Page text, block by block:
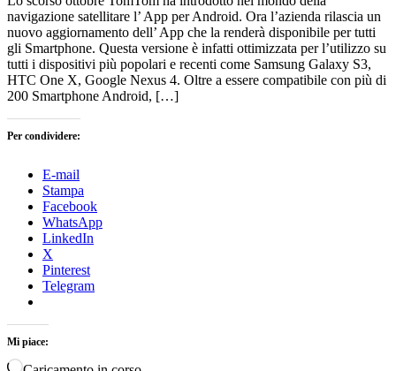
navigazione satellitare l’ App per Android. Ora l’azienda rilascia un
nuovo aggiornamento dell’ App che la renderà disponibile per tutti
gli Smartphone. Questa versione è infatti ottimizzata per l’utilizzo su
tutti i dispositivi più popolari e recenti come Samsung Galaxy S3,
HTC One X, Google Nexus 4. Oltre a essere compatibile con più di
200 Smartphone Android, […]
Per condividere:
E-mail
Stampa
Facebook
WhatsApp
LinkedIn
X
Pinterest
Telegram
Mi piace: